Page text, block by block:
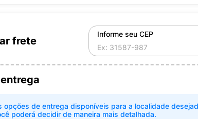
frete
Informe seu CEP
opções de entrega disponíveis para a localidade
poderá decidir de maneira mais detalhada.